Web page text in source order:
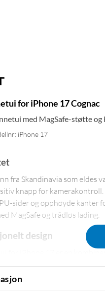
for iPhone 17 Cognac
med MagSafe-støtte
iPhone 17
fra Skandinavia som eldes
knapp for kamerakontroll.
sider og opphøyde kanter
MagSafe og trådløs lading.
design
et sofistikert utseende og